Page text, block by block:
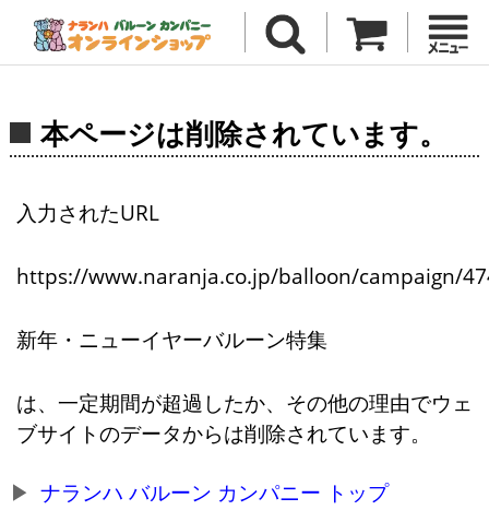
本ページは削除されています。
入力されたURL
https://www.naranja.co.jp/balloon/campaign/
新年・ニューイヤーバルーン特集
は、一定期間が超過したか、その他の理由でウェ
ブサイトのデータからは削除されています。
ナランハ バルーン カンパニー トップ